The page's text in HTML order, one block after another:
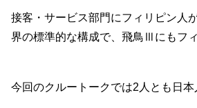
接客・サービス部門にフィリピン人
界の標準的な構成で、飛鳥Ⅲにもフ
今回のクルートークでは2人とも日本